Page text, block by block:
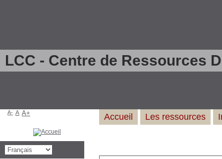
LCC - Centre de Ressources
Accueil Les ressources
A- A A+